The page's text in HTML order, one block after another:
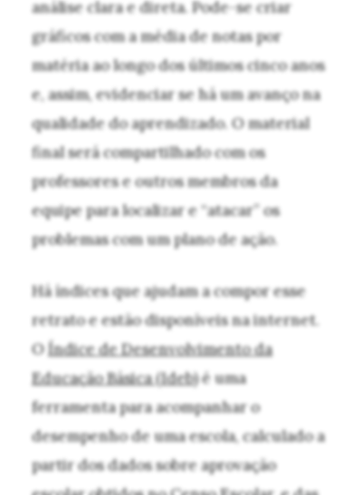
análise clara e direta. Pode-se criar
gráficos com a média de notas por
matéria ao longo dos últimos cinco anos
e, assim, evidenciar se há um avanço na
qualidade do aprendizado. O material
final será compartilhado com os
professores e outros membros da
equipe para localizar e “atacar” os
problemas com um plano de ação.
Há índices que ajudam a compor esse
retrato e estão disponíveis na internet.
OÍndice de Desenvolvimento da
Educação Básica (Ideb)é uma
ferramenta para acompanhar o
desempenho de uma escola, calculado a
partir dos dados sobre aprovação